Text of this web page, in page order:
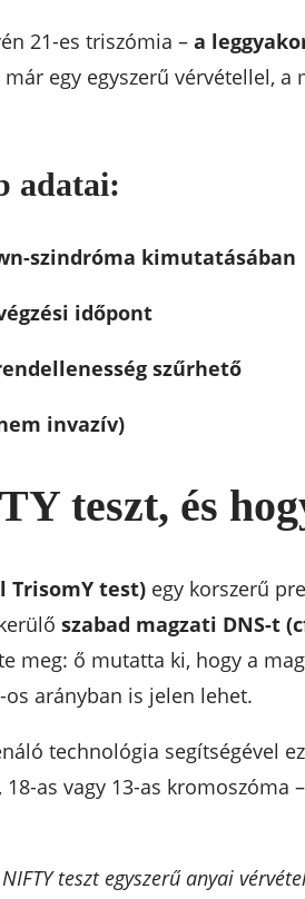
21-es triszómia – a
egy egyszerű vérvétellel, a
adatai:
szindróma kimutatásában
időpont
szűrhető
invazív)
teszt, és
TrisomY test) egy korszerű
szabad magzati DNS-t
meg: ő mutatta ki, hogy a
os arányban is jelen lehet.
technológia segítségével
as vagy 13-as
teszt egyszerű anyai